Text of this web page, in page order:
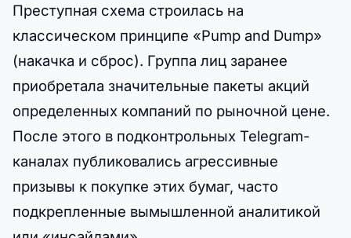
Преступная схема строилась на
классическом принципе «Pump and Dump»
(накачка и сброс). Группа лиц заранее
приобретала значительные пакеты акций
определенных компаний по рыночной цене.
После этого в подконтрольных Telegram-
каналах публиковались агрессивные
призывы к покупке этих бумаг, часто
подкрепленные вымышленной аналитикой